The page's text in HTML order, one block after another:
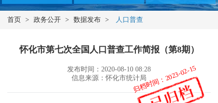
首页 > 政务公开 > 数据发布 > 人口普查
怀化市第七次全国人口普查工作简报（第8期）
发布时间：2020-08-10 08:28
信息来源：怀化市统计局归档时间：2023-02-15